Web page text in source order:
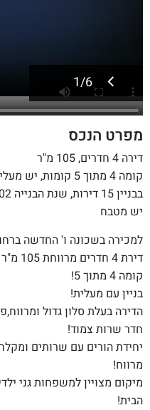
1/6
מפרט הנכס
דירה 4 חדרים, 105 מ"ר
קומה 4 מתוך 5 קומות, יש מעלית
בבניין 15 דירות, שנת הבנייה 2002
יש מטבח
למכירה בשכונה ו' החדשה
דירת 4 חדרים מרווחת 105 מ"ר !
קומה 4 מתוך 5!
בניין עם מעלית!
הדירה בעלת סלון גדול
חדר שרות צמוד!
יחידת הורים עם שרותים
מרווח!
מיקום מצויין למשפחות גני
הבית!